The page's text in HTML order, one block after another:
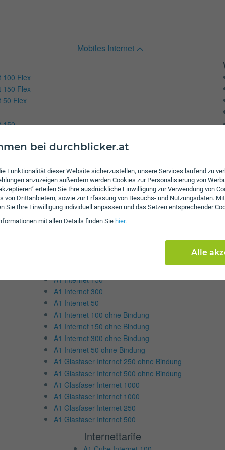
bei durchblicker.at
Funktionalität dieser Website sicherzustellen, unsere Services laufend zu
anzuzeigen außerdem werden Cookies zur Personalisierung von
erteilen Sie Ihre ausdrückliche Einwilligung zur Verwendung von
von Drittanbietern, sowie zur Erfassung von Besuchs- und Nutzungsdaten.
Sie Ihre Einwilligung individuell anpassen und das Setzen entsprechender
mit allen Details finden Sie hier.
Alle
Mobiles Internet
100 Flex
150 Flex
50 Flex
150
50
Internet & TV
A1 Internet 150
A1 Internet 300
A1 Internet 50
A1 Internet 100 ohne Bindung
A1 Internet 150 ohne Bindung
A1 Internet 300 ohne Bindung
A1 Internet 50 ohne Bindung
A1 Glasfaser Internet 250 ohne Bindung
A1 Glasfaser Internet 500 ohne Bindung
A1 Glasfaser Internet 1000
A1 Glasfaser Internet 1000
A1 Glasfaser Internet 250
A1 Glasfaser Internet 500
Internettarife